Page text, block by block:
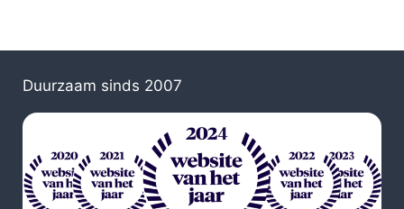
Duurzaam sinds 2007